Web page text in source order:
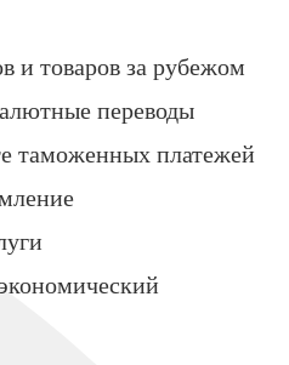
и товаров за рубежом
переводы
таможенных платежей